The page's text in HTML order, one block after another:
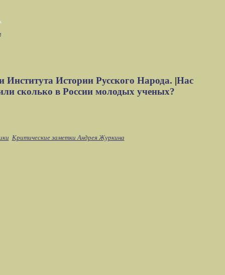
Института Истории Русского Народа. |Нас
сколько в России молодых ученых?
Критические заметки Андрея Журкина